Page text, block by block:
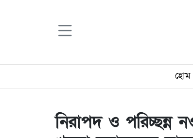
হোম
নিরাপদ ও পরিচ্ছন্ন